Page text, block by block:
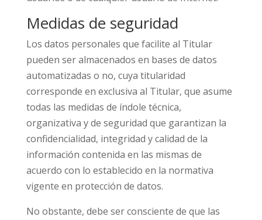
Medidas de seguridad
Los datos personales que facilite al Titular
pueden ser almacenados en bases de datos
automatizadas o no, cuya titularidad
corresponde en exclusiva al Titular, que asume
todas las medidas de índole técnica,
organizativa y de seguridad que garantizan la
confidencialidad, integridad y calidad de la
información contenida en las mismas de
acuerdo con lo establecido en la normativa
vigente en protección de datos.
No obstante, debe ser consciente de que las